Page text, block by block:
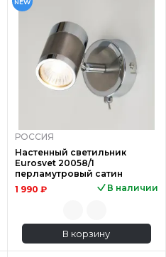
NEW
РОССИЯ
Настенный светильник
Eurosvet 20058/1
перламутровый сатин
1 990 ₽
В наличии
В корзину